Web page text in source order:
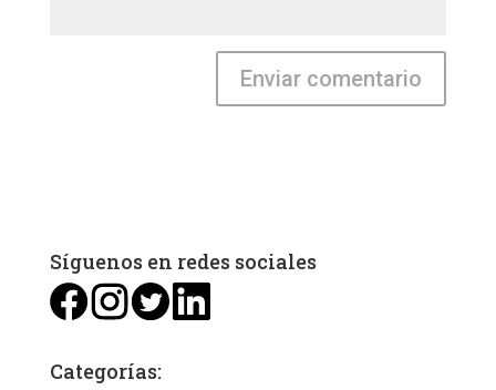
Síguenos en redes sociales
Categorías: